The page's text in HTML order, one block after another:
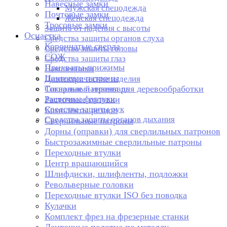
Мужская спецодежда
Женская спецодежда
Защита от падения с высоты
Средства защиты органов слуха
Средства защиты головы
Средства защиты глаз
Наколенники
Диэлектрические изделия
Сигнальный инвентарь
Защитные фартуки
Средства защиты рук
Средства защиты органов дыхания
Навесные замки
Почтовые замки
Тросовые замки
Оснастка
Корончатые сверла
СОЖ
Прихваты-прижимы
Цанговые патроны
Токарные патроны для деревообработки
Расточные головки
Комплекты резцов
Сверлильные патроны
Дорны (оправки) для сверлильных патронов
Быстрозажимные сверлильные патроны
Переходные втулки
Центр вращающийся
Шлифдиски, шлифленты, подложки
Револьверные головки
Переходные втулки ISO без поводка
Кулачки
Комплект фрез на фрезерные станки